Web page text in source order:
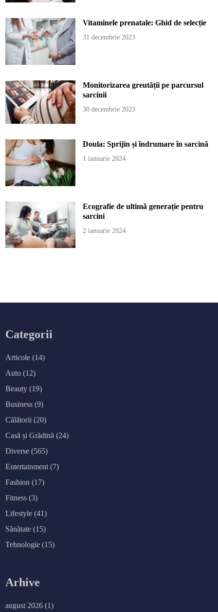
Vitaminele prenatale: Ghid de selecție
31 decembrie 2023
Monitorizarea greutății pe parcursul
sarcinii
30 decembrie 2023
Doula: Sprijin și îndrumare în sarcină
1 ianuarie 2024
Ecografie de ultimă generație pentru
sarcini
2 ianuarie 2024
Categorii
Articole (14)
Auto (12)
Beauty (19)
Business (9)
Călătorii (20)
Casă și Grădină (24)
Diverse (565)
Entertainment (7)
Fashion (17)
Fitness (3)
Lifestyle (41)
Sănătate (15)
Tehnologie (15)
Arhive
august 2026 (1)